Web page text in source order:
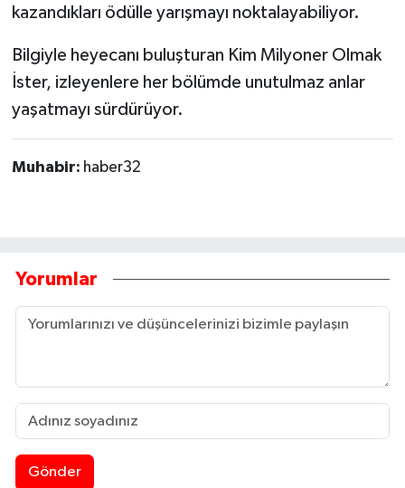
kazandıkları ödülle yarışmayı noktalayabiliyor.
Bilgiyle heyecanı buluşturan Kim Milyoner Olmak
İster, izleyenlere her bölümde unutulmaz anlar
yaşatmayı sürdürüyor.
Muhabir: haber32
Yorumlar
Gönder